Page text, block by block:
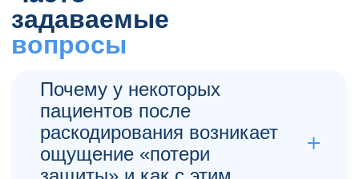
задаваемые
вопросы
Почему у некоторых
пациентов после
раскодирования возникает
ощущение «потери